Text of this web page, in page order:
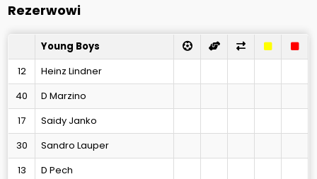
Rezerwowi
Young Boys
12
Heinz Lindner
40
D Marzino
17
Saidy Janko
30
Sandro Lauper
13
D Pech